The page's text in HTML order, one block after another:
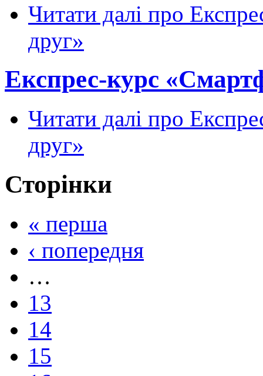
Читати далі про
друг»
Експрес-курс
Читати далі про
друг»
Сторінки
« перша
‹ попередня
…
13
14
15